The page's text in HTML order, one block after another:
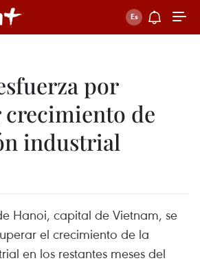
por
de
industrial
Hanoi, capital de Vietnam, se
el crecimiento de la
en los restantes meses del